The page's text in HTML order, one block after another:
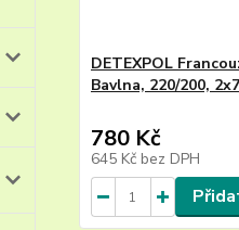
DETEXPOL
Bavlna, 220/200,
780 Kč
645 Kč bez DPH